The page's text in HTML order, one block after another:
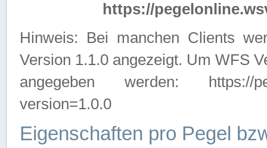
https://
Hinweis: Bei manchen Clients
Version 1.1.0 angezeigt. Um WFS
angegeben werden: https://
version=1.0.0
Eigenschaften pro Pegel